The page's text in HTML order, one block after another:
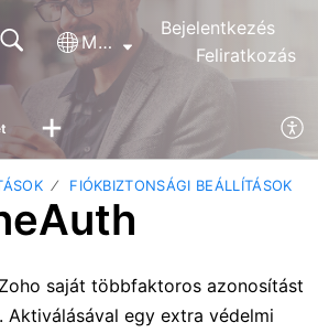
Magyar
Bejelentkezés
Feliratkozás
FIÓKBIZTONSÁGI BEÁLLÍTÁSOK
saját többfaktoros azonosítást
Aktiválásával egy extra védelmi